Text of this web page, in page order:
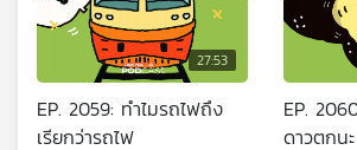
27:53
EP. 2059: ทำไมรถไฟถึง
เรียกว่ารถไฟ
EP.
ดาวตกนะ